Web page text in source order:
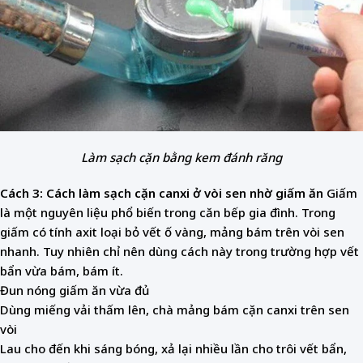
Làm sạch cặn bằng kem đánh răng
Cách 3: Cách làm sạch cặn canxi ở vòi sen nhờ giấm ăn Giấm
là một nguyên liệu phổ biến trong căn bếp gia đình. Trong
giấm có tính axit loại bỏ vết ố vàng, mảng bám trên vòi sen
nhanh. Tuy nhiên chỉ nên dùng cách này trong trường hợp vết
bẩn vừa bám, bám ít.
Đun nóng giấm ăn vừa đủ
Dùng miếng vải thấm lên, chà mảng bám cặn canxi trên sen
vòi
Lau cho đến khi sáng bóng, xả lại nhiều lần cho trôi vết bẩn,